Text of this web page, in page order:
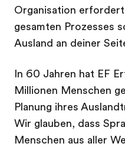
Organisation
gesamten Prozesses
Ausland an deiner
In 60 Jahren hat EF
Millionen Menschen
Planung ihres
Wir glauben, dass
Menschen aus aller